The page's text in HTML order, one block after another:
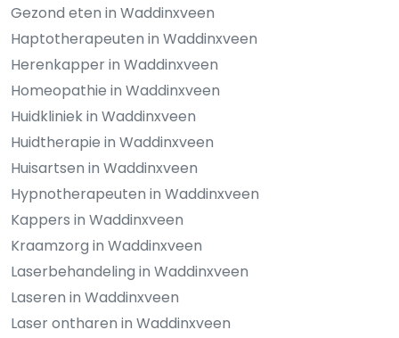
Gezond eten in Waddinxveen
Haptotherapeuten in Waddinxveen
Herenkapper in Waddinxveen
Homeopathie in Waddinxveen
Huidkliniek in Waddinxveen
Huidtherapie in Waddinxveen
Huisartsen in Waddinxveen
Hypnotherapeuten in Waddinxveen
Kappers in Waddinxveen
Kraamzorg in Waddinxveen
Laserbehandeling in Waddinxveen
Laseren in Waddinxveen
Laser ontharen in Waddinxveen